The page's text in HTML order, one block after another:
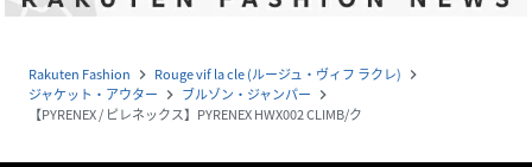
Rakuten Fashion navigate_next Rouge vif la cle (ルージュ・ヴィフ ラクレ) navigate_next
ジャケット・アウター navigate_next ブルゾン・ジャンパー navigate_next
【PYRENEX / ピレネックス】PYRENEX HWX002 CLIMB/ク